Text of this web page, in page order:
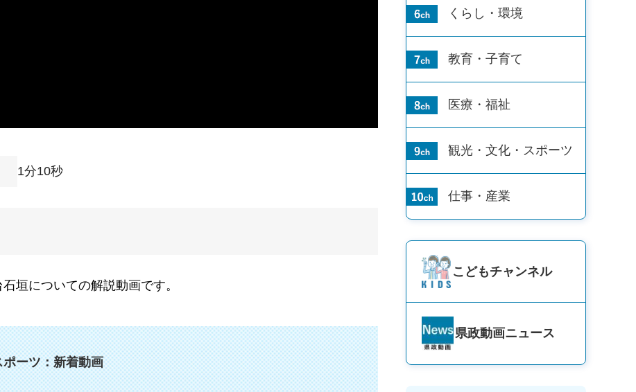
1分10秒
垣についての解説動画です。
ーツ：新着動画
くらし・環境
教育・子育て
医療・福祉
観光・文化・ スポーツ
仕事・産業
こどもチャンネル
県政動画ニュース